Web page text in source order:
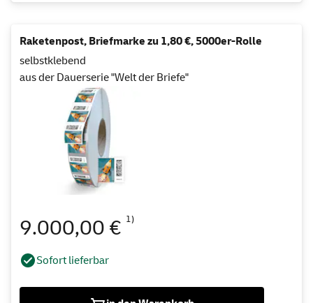
Raketenpost, Briefmarke zu 1,80 €, 5000er-Rolle
selbstklebend
aus der Dauerserie "Welt der Briefe"
9.000,00 € 1)
Sofort lieferbar